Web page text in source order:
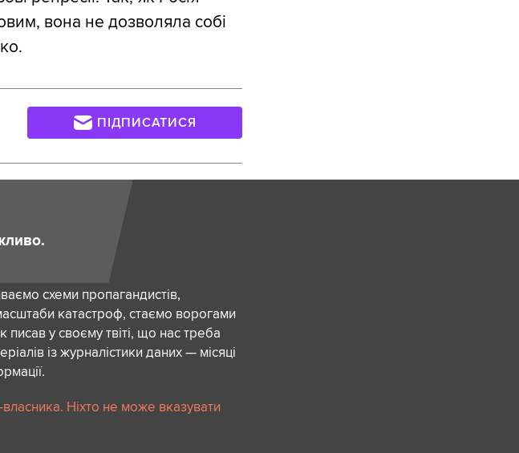
вона не дозволяла собі
ПІДПИСАТИСЯ
схеми пропагандистів,
катастроф, стаємо ворогами
у своєму твіті, що нас треба
із журналістики даних — місяці
Ніхто не може вказувати